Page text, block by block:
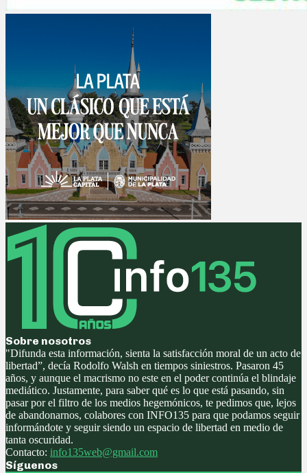
Sobre nosotros
"Difunda esta información, sienta la satisfacción moral de un acto de
libertad”, decía Rodolfo Walsh en tiempos siniestros. Pasaron 45
años, y aunque el macrismo no este en el poder continúa el blindaje
mediático. Justamente, para saber qué es lo que está pasando, sin
pasar por el filtro de los medios hegemónicos, te pedimos que, lejos
de abandonarnos, colabores con INFO135 para que podamos seguir
informándote y seguir siendo un espacio de libertad en medio de
tanta oscuridad.
Contacto: info135web@gmail.com
Síguenos